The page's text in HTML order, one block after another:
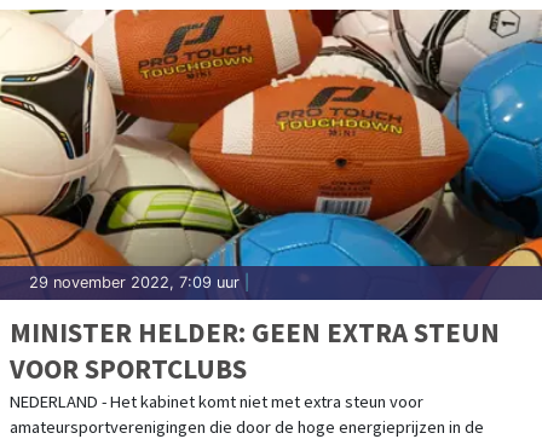
29 november 2022, 7:09 uur
MINISTER HELDER: GEEN EXTRA STEUN
VOOR SPORTCLUBS
NEDERLAND - Het kabinet komt niet met extra steun voor
amateursportverenigingen die door de hoge energieprijzen in de